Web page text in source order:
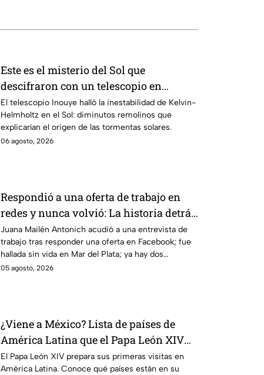
Este es el misterio del Sol que
descifraron con un telescopio en
Hawái: explica las tormentas solares
que afectan a la Tierra
El telescopio Inouye halló la inestabilidad de Kelvin-
Helmholtz en el Sol: diminutos remolinos que
explicarían el origen de las tormentas solares.
06 agosto, 2026
Respondió a una oferta de trabajo en
redes y nunca volvió: La historia detrás
del feminicidio de Juana Mailén
Antonich
Juana Mailén Antonich acudió a una entrevista de
trabajo tras responder una oferta en Facebook; fue
hallada sin vida en Mar del Plata; ya hay dos
detenidos por feminicidio.
05 agosto, 2026
¿Viene a México? Lista de países de
América Latina que el Papa León XIV
visitará
El Papa León XIV prepara sus primeras visitas en
América Latina. Conoce qué países están en su